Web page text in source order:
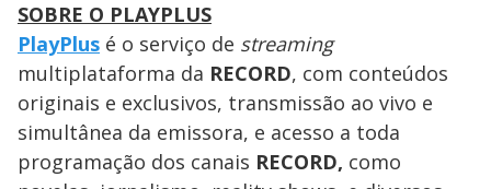
SOBRE O PLAYPLUS
PlayPlus é o serviço de streaming
multiplataforma da RECORD, com conteúdos
originais e exclusivos, transmissão ao vivo e
simultânea da emissora, e acesso a toda
programação dos canais RECORD, como